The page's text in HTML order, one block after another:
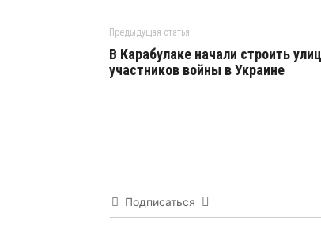
Предыдущая статья
В Карабулаке начали строить
участников войны в Украине
Подписаться